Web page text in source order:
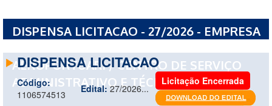
DISPENSA LICITACAO - 27/2026 - EMPRESA
AEROPORTUARI / CENTRO DE SERVIÇO
ADMINISTRATIVO E TÉCNICO
DISPENSA LICITACAO
Código:
1106574513
Edital:27/2026...
Licitação Encerrada